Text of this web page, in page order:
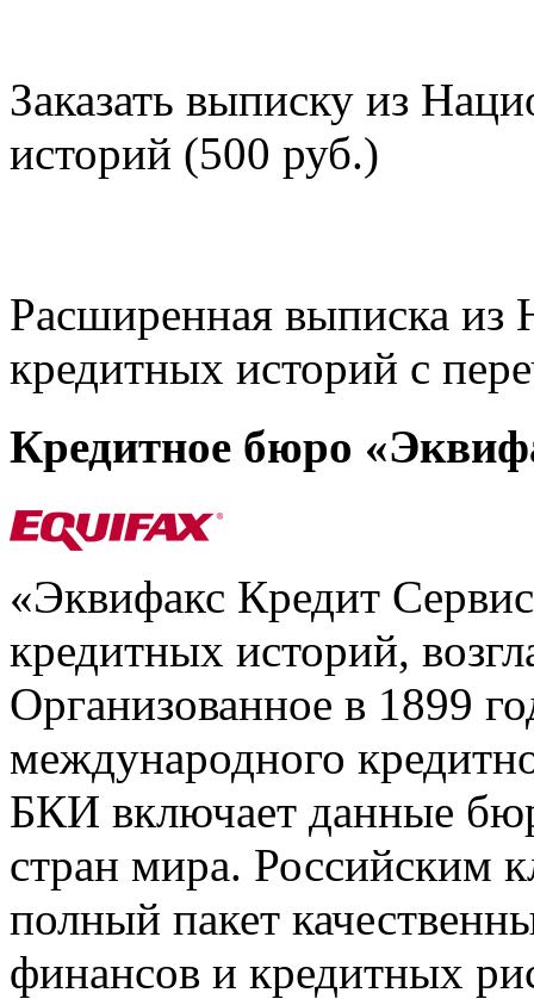
Заказать выписку из
историй (500 руб.)
Расширенная выписка из
кредитных историй с
Кредитное бюро
«Эквифакс Кредит
кредитных историй,
Организованное в 1899
международного
БКИ включает данные
стран мира. Российским
полный пакет
финансов и кредитных